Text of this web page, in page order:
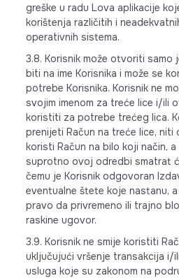
greške u radu Lova aplikacije
korištenja različitih i
operativnih sistema.
3.8. Korisnik može otvoriti samo
biti na ime Korisnika i može se
potrebe Korisnika. Korisnik ne
svojim imenom za treće lice i/ili
koristiti za potrebe trećeg lica.
prenijeti Račun na treće lice,
koristi Račun na bilo koji način,
suprotno ovoj odredbi smatrat
čemu je Korisnik odgovoran
eventualne štete koje nastanu,
pravo da privremeno ili trajno
raskine ugovor.
3.9. Korisnik ne smije koristiti
uključujući vršenje transakcija i/
usluga koje su zakonom na